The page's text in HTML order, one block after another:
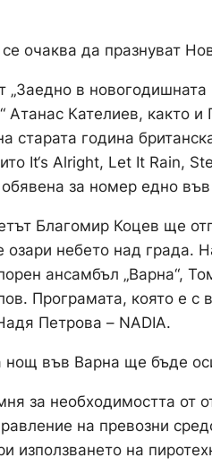
очаква да празнуват
„Заедно в
Атанас Кателиев, както
старата година
It‘s Alright, Let It Rain,
за номер едно
Благомир Коцев ще
озари небето над града.
ансамбъл „Варна“,
Програмата, която е
Петрова – NADIA.
във Варна ще бъде
за необходимостта от
на превозни
използването на